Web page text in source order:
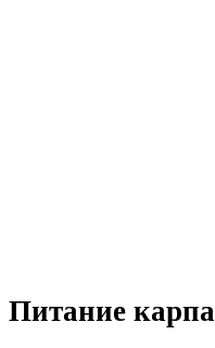
Питание карпа